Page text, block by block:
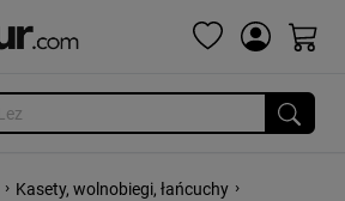
› Kasety, wolnobiegi, łańcuchy ›